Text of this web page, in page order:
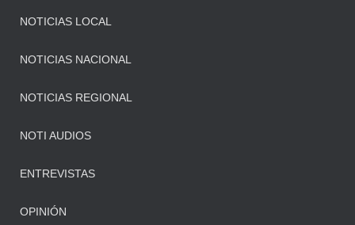
NOTICIAS LOCAL
NOTICIAS NACIONAL
NOTICIAS REGIONAL
NOTI AUDIOS
ENTREVISTAS
OPINIÓN